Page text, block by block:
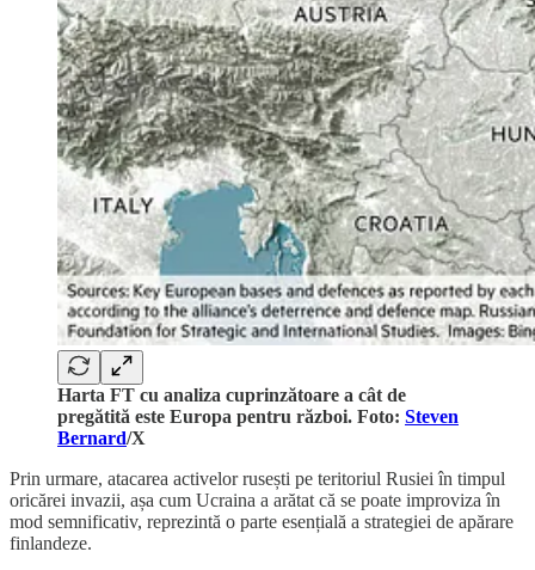
Harta FT cu analiza cuprinzătoare a cât de
pregătită este Europa pentru război. Foto: Steven
Bernard/X
Prin urmare, atacarea activelor rusești pe teritoriul Rusiei în timpul
oricărei invazii, așa cum Ucraina a arătat că se poate improviza în
mod semnificativ, reprezintă o parte esențială a strategiei de apărare
finlandeze.